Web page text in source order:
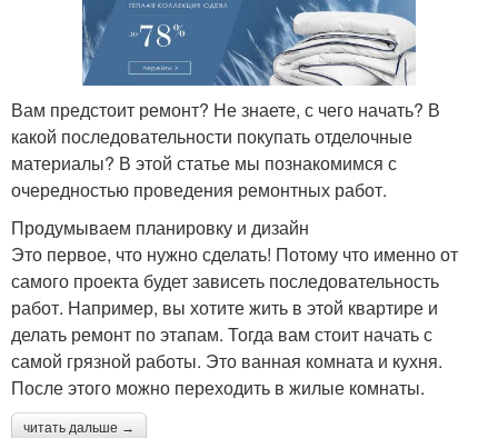
Вам предстоит ремонт? Не знаете, с чего начать? В
какой последовательности покупать отделочные
материалы? В этой статье мы познакомимся с
очередностью проведения ремонтных работ.
Продумываем планировку и дизайн
Это первое, что нужно сделать! Потому что именно от
самого проекта будет зависеть последовательность
работ. Например, вы хотите жить в этой квартире и
делать ремонт по этапам. Тогда вам стоит начать с
самой грязной работы. Это ванная комната и кухня.
После этого можно переходить в жилые комнаты.
читать дальше →